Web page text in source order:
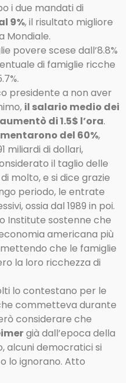
i due mandati di
9%, il risultato migliore
Mondiale.
povere scese dall’8.8%
di famiglie ricche
presidente a non aver
il salario medio dei
di 1.5$ l’ora.
del 60%,
miliardi di dollari,
il taglio delle
molto, e si dice grazie
periodo, le entrate
ossia dal 1989 in poi.
Institute sostenne che
americana più
che le famiglie
la loro ricchezza di
lo contestano per le
commetteva durante
considerare che
già dall’epoca della
alcuni democratici si
lo ignorano. Atto